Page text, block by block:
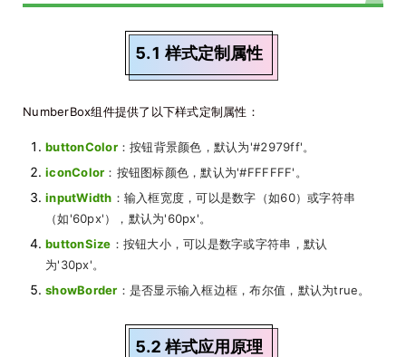
5.1 样式定制属性
NumberBox组件提供了以下样式定制属性：
buttonColor：按钮背景颜色，默认为'#2979ff'。
iconColor ：按钮图标颜色，默认为'#FFFFFF'。
inputWidth ：输入框宽度，可以是数字（如60）或字符串
（如'60px'），默认为'60px'。
buttonSize ：按钮大小，可以是数字或字符串，默认
为'30px'。
showBorder ：是否显示输入框边框，布尔值，默认为true。
5.2 样式应用原理